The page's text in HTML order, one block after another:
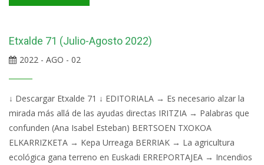
Etxalde 71 (Julio-Agosto 2022)
2022 - AGO - 02
↓ Descargar Etxalde 71 ↓ EDITORIALA → Es necesario alzar la
mirada más allá de las ayudas directas IRITZIA → Palabras que
confunden (Ana Isabel Esteban) BERTSOEN TXOKOA
ELKARRIZKETA → Kepa Urreaga BERRIAK → La agricultura
ecológica gana terreno en Euskadi ERREPORTAJEA → Incendios